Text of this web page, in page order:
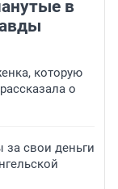
в
которую
о
свои деньги